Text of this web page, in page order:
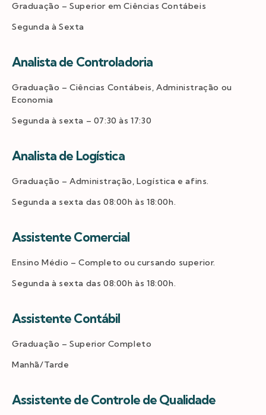
Graduação – Superior em Ciências Contábeis
Segunda à Sexta
Analista de Controladoria
Graduação – Ciências Contábeis, Administração ou
Economia
Segunda à sexta – 07:30 às 17:30
Analista de Logística
Graduação – Administração, Logística e afins.
Segunda a sexta das 08:00h às 18:00h.
Assistente Comercial
Ensino Médio – Completo ou cursando superior.
Segunda à sexta das 08:00h às 18:00h.
Assistente Contábil
Graduação – Superior Completo
Manhã/Tarde
Assistente de Controle de Qualidade